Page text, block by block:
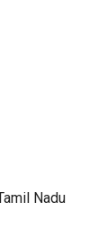
Nadu